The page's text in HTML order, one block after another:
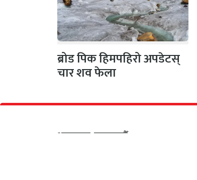
ब्रोड पिक हिमपहिरो अपडेटस्
चार शव फेला
अनामनगर, काठमाण्डौँ